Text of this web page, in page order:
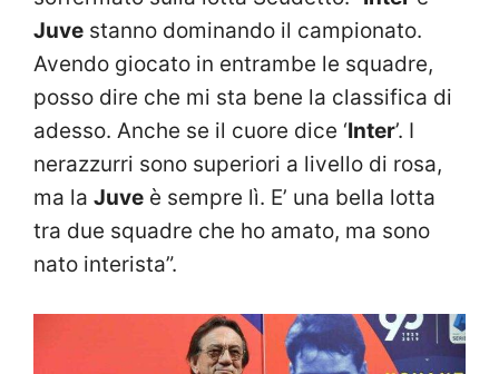
Juve stanno dominando il campionato.
Avendo giocato in entrambe le squadre,
posso dire che mi sta bene la classifica di
adesso. Anche se il cuore dice ‘Inter’. I
nerazzurri sono superiori a livello di rosa,
ma la Juve è sempre lì. E’ una bella lotta
tra due squadre che ho amato, ma sono
nato interista”.